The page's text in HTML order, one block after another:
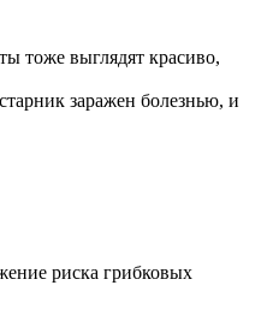
тоже выглядят красиво,
заражен болезнью, и
риска грибковых